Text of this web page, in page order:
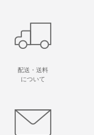
配送・送料
について